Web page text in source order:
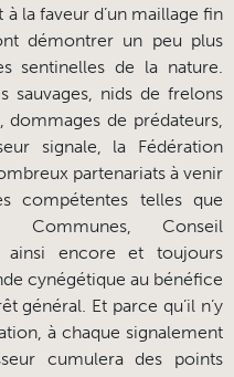
la faveur d’un maillage fin
démontrer un peu plus
sentinelles de la nature.
sauvages, nids de frelons
de prédateurs,
signale, la Fédération
partenariats à venir
compétentes telles que
Communes, Conseil
ainsi encore et toujours
cynégétique au bénéfice
général. Et parce qu’il n’y
à chaque signalement
cumulera des points